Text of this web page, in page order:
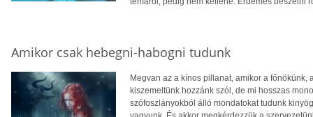
Amikor csak hebegni-habogni tudunk
Megvan az a kínos pillanat, amikor a
kiszemeltünk hozzánk szól, de mi hosszas
szófoszlányokból álló mondatokat tudunk